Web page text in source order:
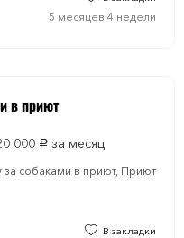
5 месяцев 4 недели
в приют
000 руб. за месяц
собаками в приют, Приют
В закладки